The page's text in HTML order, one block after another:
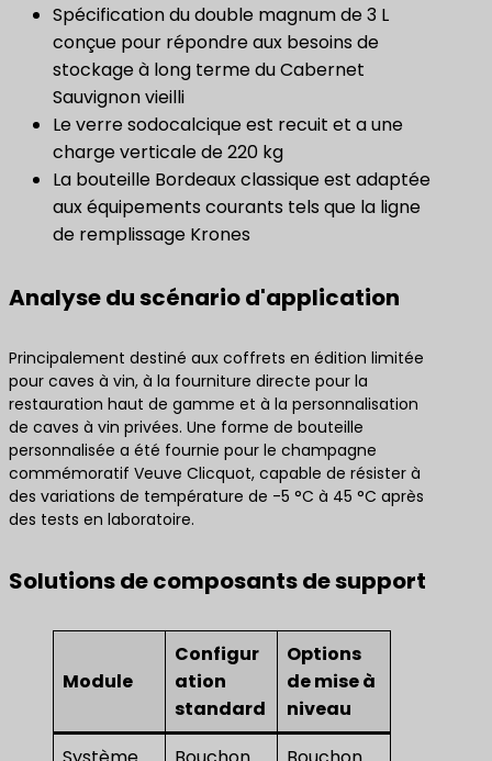
Spécification du double magnum de 3 L
conçue pour répondre aux besoins de
stockage à long terme du Cabernet
Sauvignon vieilli
Le verre sodocalcique est recuit et a une
charge verticale de 220 kg
La bouteille Bordeaux classique est adaptée
aux équipements courants tels que la ligne
de remplissage Krones
Analyse du scénario d'application
Principalement destiné aux coffrets en édition limitée
pour caves à vin, à la fourniture directe pour la
restauration haut de gamme et à la personnalisation
de caves à vin privées. Une forme de bouteille
personnalisée a été fournie pour le champagne
commémoratif Veuve Clicquot, capable de résister à
des variations de température de -5 °C à 45 °C après
des tests en laboratoire.
Solutions de composants de support
Module
Configur
ation
standard
Options
de mise à
niveau